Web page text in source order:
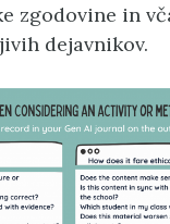
zgodovine in
dejavnikov.